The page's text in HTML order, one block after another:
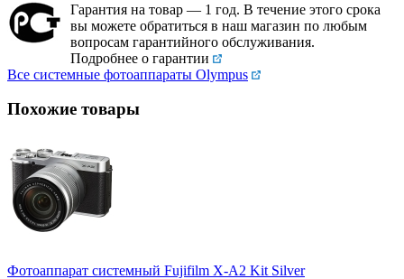
Гарантия на товар — 1 год. В течение этого срока
вы можете обратиться в наш магазин по любым
вопросам гарантийного обслуживания.
Подробнее о гарантии
Все системные фотоаппараты Olympus
Похожие товары
Фотоаппарат системный Fujifilm X-A2 Kit Silver